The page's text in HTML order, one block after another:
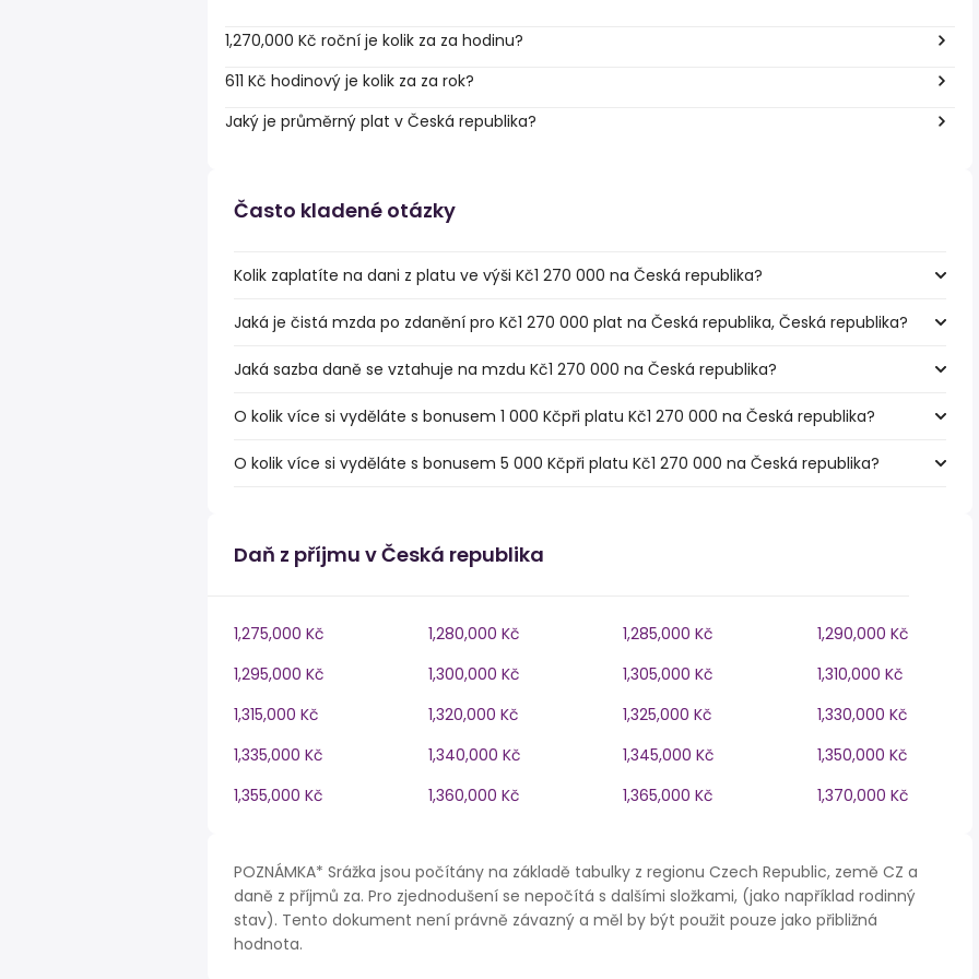
1,270,000 Kč roční je kolik za za hodinu?
611 Kč hodinový je kolik za za rok?
Jaký je průměrný plat v Česká republika?
Často kladené otázky
Kolik zaplatíte na dani z platu ve výši Kč1 270 000 na Česká republika?
Jaká je čistá mzda po zdanění pro Kč1 270 000 plat na Česká republika, Česká republika?
Jaká sazba daně se vztahuje na mzdu Kč1 270 000 na Česká republika?
O kolik více si vyděláte s bonusem 1 000 Kčpři platu Kč1 270 000 na Česká republika?
O kolik více si vyděláte s bonusem 5 000 Kčpři platu Kč1 270 000 na Česká republika?
Daň z příjmu v Česká republika
1,275,000 Kč 1,280,000 Kč 1,285,000 Kč
1,290,000 Kč
1,295,000 Kč
1,300,000 Kč 1,305,000 Kč
1,310,000 Kč
1,315,000 Kč
1,320,000 Kč 1,325,000 Kč
1,330,000 Kč
1,335,000 Kč
1,340,000 Kč 1,345,000 Kč
1,350,000 Kč
1,355,000 Kč
1,360,000 Kč 1,365,000 Kč 1,370,000 Kč
POZNÁMKA* Srážka jsou počítány na základě tabulky z regionu Czech Republic, země CZ a
daně z příjmů za. Pro zjednodušení se nepočítá s dalšími složkami, (jako například rodinný
stav). Tento dokument není právně závazný a měl by být použit pouze jako přibližná
hodnota.